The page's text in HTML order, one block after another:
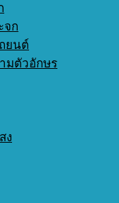
จก
ยนต์
มตัวอักษร
ง